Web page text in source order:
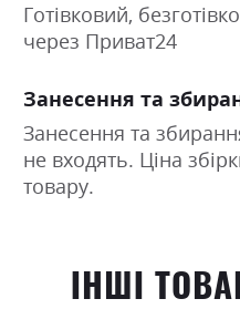
Готівковий,
через Приват24
Занесення та
Занесення та
не входять. Ціна
товару.
ІНШІ